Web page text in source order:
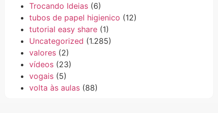
Trocando Ideias (6)
tubos de papel higienico (12)
tutorial easy share (1)
Uncategorized (1.285)
valores (2)
vídeos (23)
vogais (5)
volta às aulas (88)